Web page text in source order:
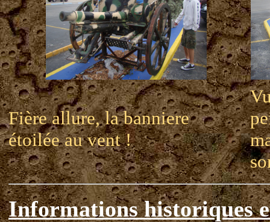
Fière allure, la banniere
étoilée au vent !
Informations historiques